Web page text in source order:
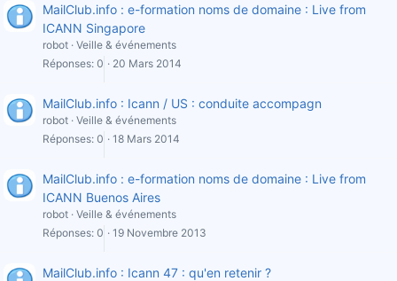
MailClub.info : e-formation noms de domaine : Live from
ICANN Singapore
robot Veille & événements
Réponses 0 20 Mars 2014
MailClub.info : Icann / US : conduite accompagn
robot Veille & événements
Réponses 0 18 Mars 2014
MailClub.info : e-formation noms de domaine : Live from
ICANN Buenos Aires
robot Veille & événements
Réponses 0 19 Novembre 2013
MailClub.info : Icann 47 : qu'en retenir ?